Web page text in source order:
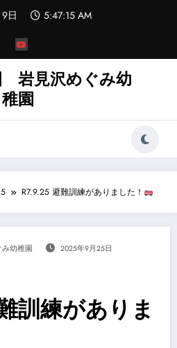
日 5:47:16 AM
岩見沢めぐみ幼
稚園
R7.9.25 避難訓練がありました！
幼稚園 2025年9月25日
訓練がありま